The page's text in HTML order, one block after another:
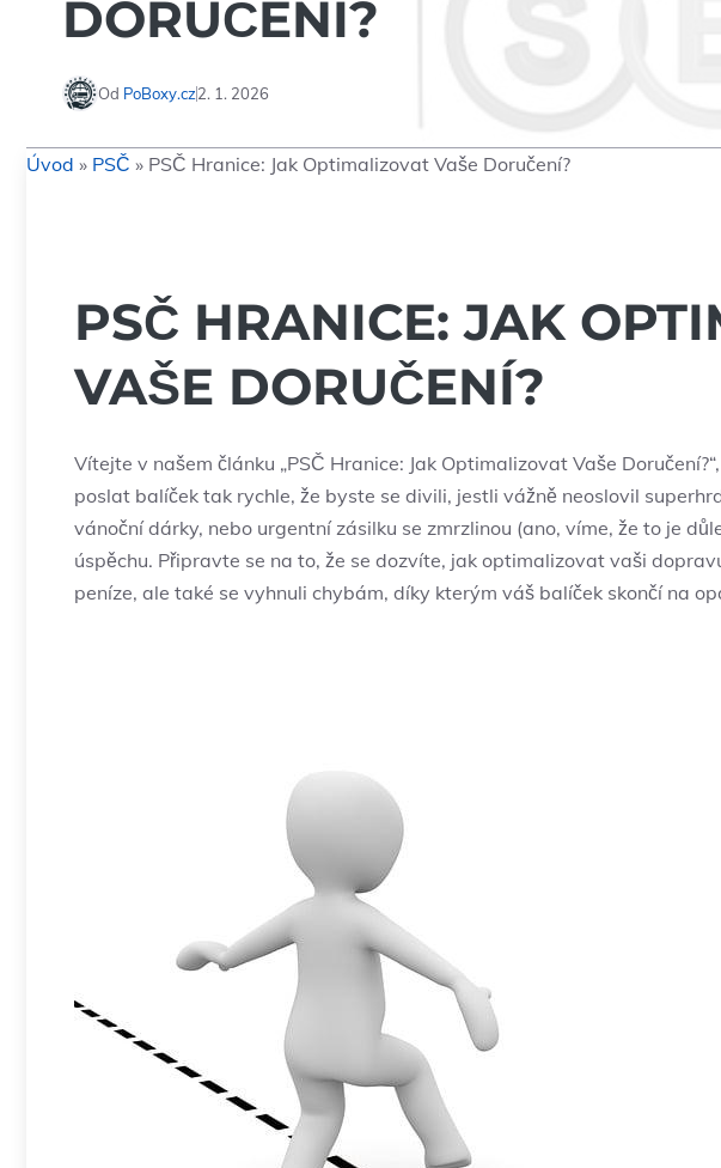
DORUČENÍ?
Od PoBoxy.cz2. 1. 2026
Úvod » PSČ » PSČ Hranice: Jak Optimalizovat Vaše Doručení?
PSČ HRANICE: JAK
VAŠE DORUČENÍ?
Vítejte v našem článku „PSČ Hranice: Jak Optimalizovat Vaše
poslat balíček tak rychle, že byste se divili, jestli vážně neoslovil
vánoční dárky, nebo urgentní zásilku se zmrzlinou (ano, víme, že to je
úspěchu. Připravte se na to, že se dozvíte, jak optimalizovat vaši
peníze, ale také se vyhnuli chybám, díky kterým váš balíček skončí na